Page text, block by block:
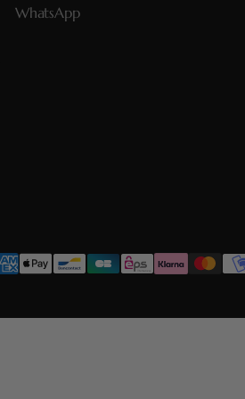
WhatsApp